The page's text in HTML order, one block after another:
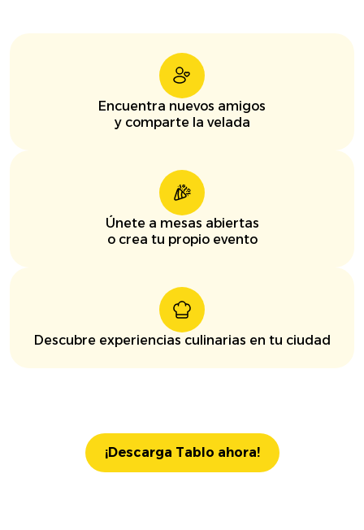
Encuentra nuevos amigos
y comparte la velada
Únete a mesas abiertas
o crea tu propio evento
Descubre experiencias culinarias en tu ciudad
¡Descarga Tablo ahora!